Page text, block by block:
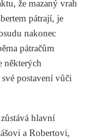
že mazaný vrah
pátrají, je
nakonec
pátračům
některých
postavení vůči
hlavní
a Robertovi,